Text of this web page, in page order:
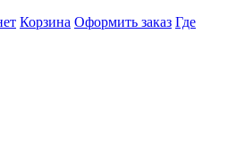
Корзина Оформить заказ Где